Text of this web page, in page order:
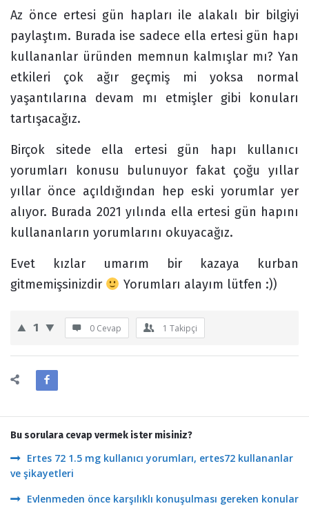
Az önce ertesi gün hapları ile alakalı bir bilgiyi
paylaştım. Burada ise sadece ella ertesi gün hapı
kullananlar üründen memnun kalmışlar mı? Yan
etkileri çok ağır geçmiş mi yoksa normal
yaşantılarına devam mı etmişler gibi konuları
tartışacağız.
Birçok sitede ella ertesi gün hapı kullanıcı
yorumları konusu bulunuyor fakat çoğu yıllar
yıllar önce açıldığından hep eski yorumlar yer
alıyor. Burada 2021 yılında ella ertesi gün hapını
kullananların yorumlarını okuyacağız.
Evet kızlar umarım bir kazaya kurban
gitmemişsinizdir
Yorumları alayım lütfen :))
1 0 Cevap 1 Takipçi
Bu sorulara cevap vermek ister misiniz?
Ertes 72 1.5 mg kullanıcı yorumları, ertes72 kullananlar
ve şikayetleri
Evlenmeden önce karşılıklı konuşulması gereken konular